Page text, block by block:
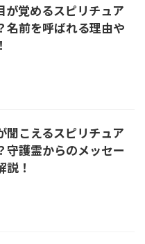
が覚めるスピリチュア
名前を呼ばれる理由や
聞こえるスピリチュア
守護霊からのメッセー
！